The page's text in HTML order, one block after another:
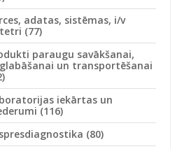
adatas, sistēmas, i/v
(77)
paraugu savākšanai,
un transportēšanai
iekārtas un
(116)
(80)